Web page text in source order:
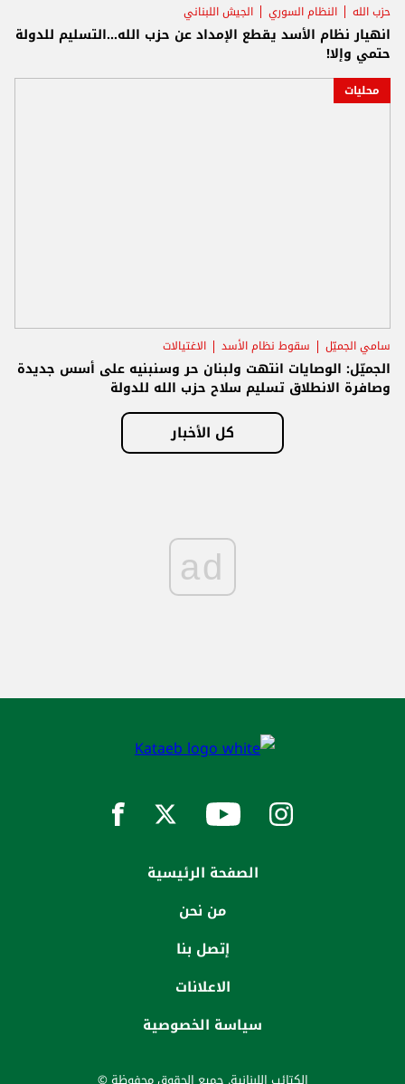
حزب الله النظام السوري الجيش اللبناني
انهيار نظام الأسد يقطع الإمداد عن حزب الله...التسليم للدولة
حتمي وإلا!
محليات
سامي الجميّل سقوط نظام الأسد الاغتيالات
الجميّل: الوصايات انتهت ولبنان حر وسنبنيه على أسس جديدة
وصافرة الانطلاق تسليم سلاح حزب الله للدولة
كل الأخبار
ad
الصفحة الرئيسية
من نحن
إتصل بنا
الاعلانات
سياسة الخصوصية